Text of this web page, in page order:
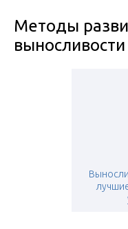
Методы
выносливости